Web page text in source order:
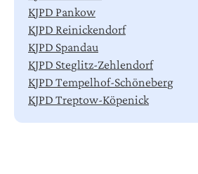
KJPD Pankow
KJPD Reinickendorf
KJPD Spandau
KJPD Steglitz-Zehlendorf
KJPD Tempelhof-Schöneberg
KJPD Treptow-Köpenick